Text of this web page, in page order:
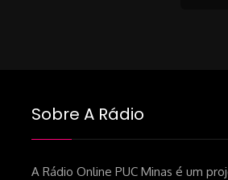
Sobre A Rádio
A Rádio Online PUC Minas é um